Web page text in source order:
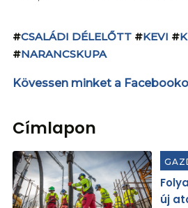
#CSALÁDI DÉLELŐTT #KEVI #
#NARANCSKUPA
Kövessen minket a
Címlapon
új